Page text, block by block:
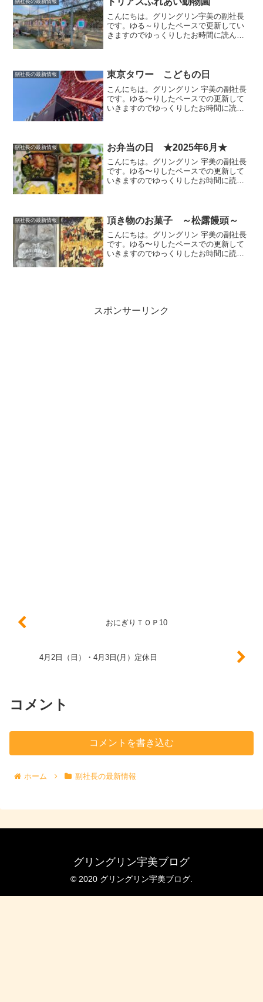
ングで紹介されていた「冷...
副社長の最新情報
こんにちは。グリングリン宇美の副社長
です。ゆる～りしたペースで更新してい
きますのでゆっくりしたお時間に読んで
えさやりが出来る動物園で...
副社長の最新情報 東京タワー こどもの日
こんにちは。グリングリン 宇美の副社長
です。ゆる〜りしたペースでの更新して
いきますのでゆっくりしたお時間に読ん
せた東京タワーに鯉のぼ...
副社長の最新情報 お弁当の日 ★2025年6月★
こんにちは。グリングリン 宇美の副社長
です。ゆる〜りしたペースでの更新して
いきますのでゆっくりしたお時間に読ん
すが、学校行事で読み聞...
副社長の最新情報 頂き物のお菓子 ～松露饅頭～
こんにちは。グリングリン 宇美の副社長
です。ゆる〜りしたペースでの更新して
いきますのでゆっくりしたお時間に読ん
スポンサーリンク
おにぎりＴＯＰ10
4月2日（日）・4月3日(月）定休日
コメント
コメントを書き込む
ホーム 副社長の最新情報
グリングリン宇美ブログ
© 2020 グリングリン宇美ブログ.